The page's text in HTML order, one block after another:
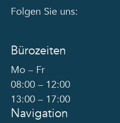
Folgen Sie uns:
Bürozeiten
Mo – Fr
08:00 – 12:00
13:00 – 17:00
Navigation